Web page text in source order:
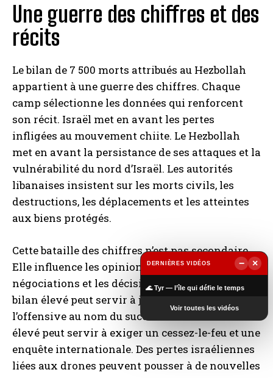
Une guerre des chiffres et des
récits
Le bilan de 7 500 morts attribués au Hezbollah
appartient à une guerre des chiffres. Chaque
camp sélectionne les données qui renforcent
son récit. Israël met en avant les pertes
infligées au mouvement chiite. Le Hezbollah
met en avant la persistance de ses attaques et la
vulnérabilité du nord d’Israël. Les autorités
libanaises insistent sur les morts civils, les
destructions, les déplacements et les atteintes
aux biens protégés.
Cette bataille des chiffres n’est pas secondaire.
Elle influence les opinions publiques, les
négociations et les décisions militaires. Un
bilan élevé peut servir à justifier la poursuite de
l’offensive au nom du succès. Un bilan civil
élevé peut servir à exiger un cessez-le-feu et une
enquête internationale. Des pertes israéliennes
liées aux drones peuvent pousser à de nouvelles
DERNIÈRES VIDÉOS −
×
🌊 Tyr — l’île qui défie le temps
Voir toutes les vidéos